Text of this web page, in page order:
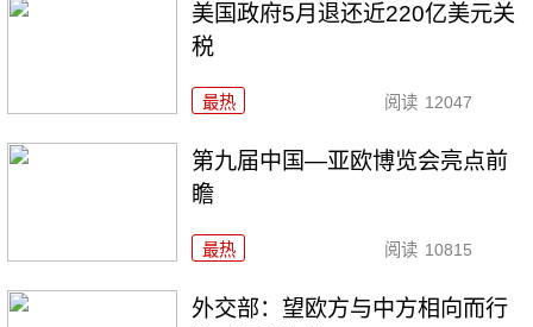
美国政府5月退还近220亿美元关
税
最热 阅读 12047
第九届中国—亚欧博览会亮点前
瞻
最热 阅读 10815
外交部：望欧方与中方相向而行